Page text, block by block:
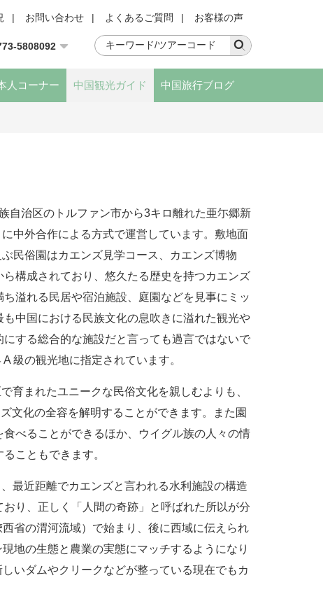
| お問い合わせ | よくあるご質問 | お客様の声
5808092
人コーナー 中国観光ガイド 中国旅行ブログ
自治区のトルファン市から3キロ離れた亜尓郷新
中外合作による方式で運営しています。敷地面
民俗園はカエンズ見学コース、カエンズ博物
構成されており、悠久たる歴史を持つカエンズ
溢れる民居や宿泊施設、庭園などを見事にミッ
中国における民族文化の息吹きに溢れた観光や
する総合的な施設だと言っても過言ではないで
級の観光地に指定されています。
育まれたユニークな民俗文化を親しむよりも、
文化の全容を解明することができます。また園
べることができるほか、ウイグル族の人々の情
こともできます。
最近距離でカエンズと言われる水利施設の構造
り、正しく「人間の奇跡」と呼ばれた所以が分
省の渭河流域）で始まり、後に西域に伝えられ
地の生態と農業の実態にマッチするようになり
いダムやクリークなどが整っている現在でもカ